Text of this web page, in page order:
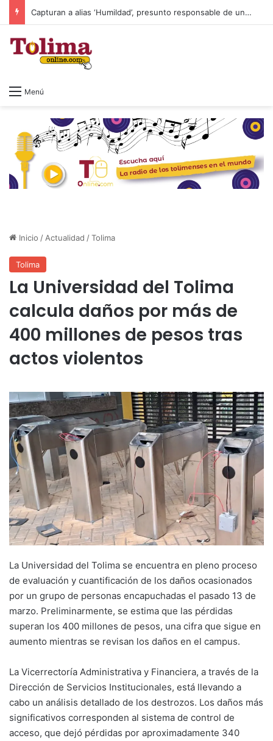
Colombia cambia de Gobierno: así será la posesión de Abelardo de la Espriella
Menú
Inicio / Actualidad /Tolima
Tolima
La Universidad del Tolima
calcula daños por más de
400 millones de pesos tras
actos violentos
La Universidad del Tolima se encuentra en pleno proceso
de evaluación y cuantificación de los daños ocasionados
por un grupo de personas encapuchadas el pasado 13 de
marzo. Preliminarmente, se estima que las pérdidas
superan los 400 millones de pesos, una cifra que sigue en
aumento mientras se revisan los daños en el campus.
La Vicerrectoría Administrativa y Financiera, a través de la
Dirección de Servicios Institucionales, está llevando a
cabo un análisis detallado de los destrozos. Los daños más
significativos corresponden al sistema de control de
acceso, que dejó pérdidas por aproximadamente 340